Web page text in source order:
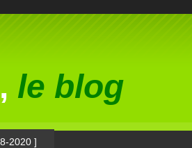
le blog
2020 ]